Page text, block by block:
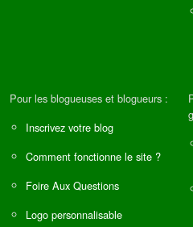
Pour les blogueuses et blogueurs :
Inscrivez votre blog
Comment fonctionne le site ?
Foire Aux Questions
Logo personnalisable